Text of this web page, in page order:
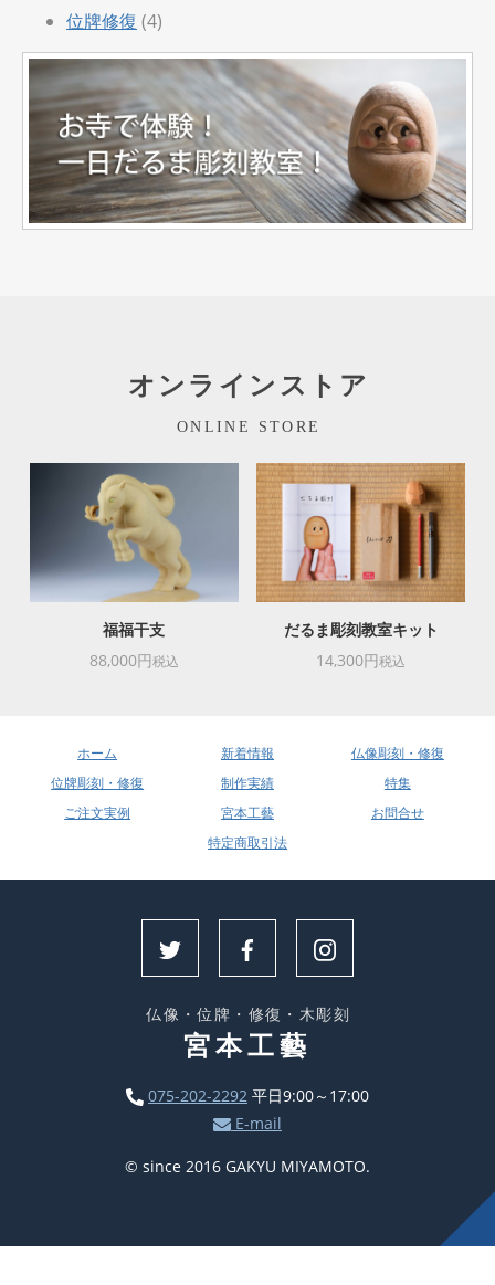
位牌修復 (4)
オンラインストア
ONLINE STORE
福福干支
88,000円税込
だるま彫刻教室キット
14,300円税込
ホーム 新着情報
仏像彫刻・修復
位牌彫刻・修復
制作実績
特集
ご注文実例
宮本工藝
お問合せ
特定商取引法
仏像・位牌・修復・木彫刻
宮本工藝
075-202-2292 平日9:00～17:00
E-mail
© since 2016 GAKYU MIYAMOTO.